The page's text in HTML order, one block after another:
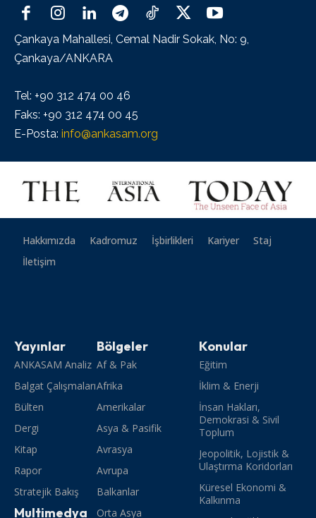
Çankaya Mahallesi, Cemal Nadir Sokak, No: 9,
Çankaya/ANKARA
Tel: +90 312 474 00 46
Faks: +90 312 474 00 45
E-Posta: info@ankasam.org
Hakkımızda Kadromuz İşbirlikleri Kariyer
Staj
İletişim
Yayınlar
ANKASAM Analiz
Balgat Çalışmaları
Bülten
Dergi
Kitap
Rapor
Stratejik Bakış
Multimedya
Bölgeler
Af & Pak
Afrika
Amerikalar
Asya & Pasifik
Avrasya
Avrupa
Balkanlar
Orta Asya
Konular
Eğitim
İklim & Enerji
İnsan Hakları,
Demokrasi & Sivil
Toplum
Jeopolitik, Lojistik &
Ulaştırma Koridorları
Küresel Ekonomi &
Kalkınma